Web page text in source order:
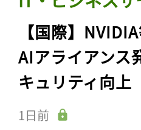
【国際】
AIアライアンス
キュリティ向上
1日前